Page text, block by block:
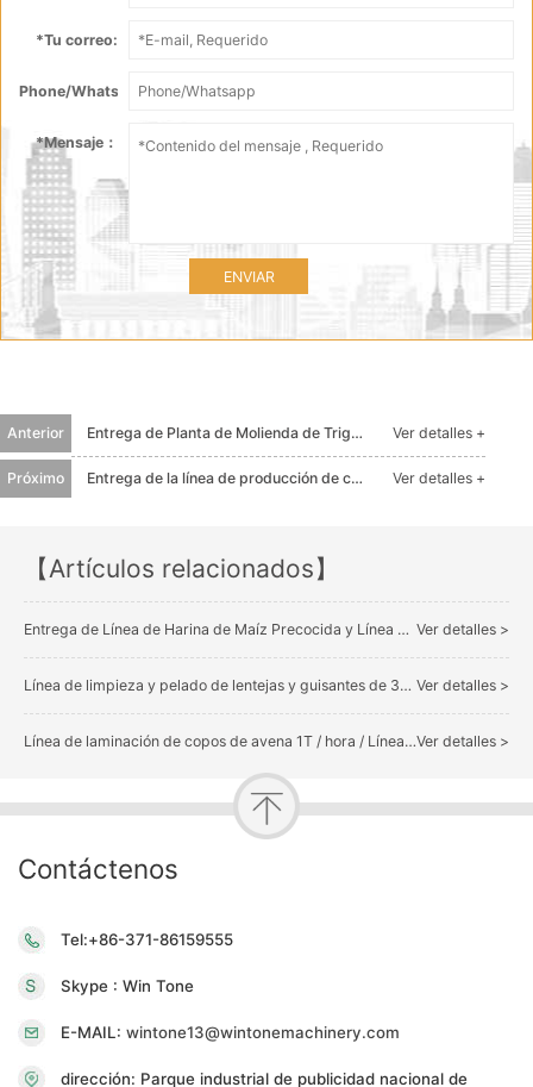
*Tu correo:
Phone/Whatsapp：
*Mensaje：
ENVIAR
Ver detalles +
Anterior Entrega de Planta de Molienda de Trigo 50T / Día en Ecuador
Ver detalles +
Próximo Entrega de la línea de producción de copos de avena de América del Sur
【Artículos relacionados】
Ver detalles >
Entrega de Línea de Harina de Maíz Precocida y Línea de Molienda de Arroz a Venezuela
Ver detalles >
Línea de limpieza y pelado de lentejas y guisantes de 3T / hora Entrega a Rusia
Ver detalles >
Línea de laminación de copos de avena 1T / hora / Línea de producción de copos de avena
Contáctenos
Tel:+86-371-86159555
Skype : Win Tone
E-MAIL: wintone13@wintonemachinery.com
dirección: Parque industrial de publicidad nacional de